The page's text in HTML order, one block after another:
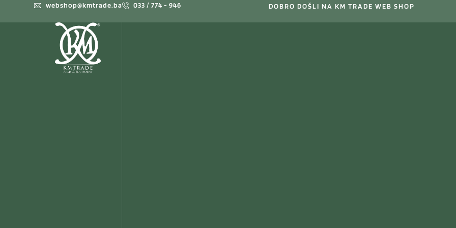
webshop@kmtrade.ba 033 / 774 - 946 DOBRO DOŠLI NA KM TRADE WEB SHOP